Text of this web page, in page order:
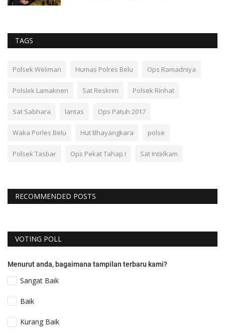
TAGS
Polsek Weliman Humas Polres Belu Ops Ramadniya
Polslek Lamaknen Sat Reskrim Polsek Rinhat
Sat Sabhara lantas Ops Patuh 2017
Waka Porles Belu Hut Bhayangkara polse
Polsek Tasbar Ops Pekat Tahap I Sat Intelkam
RECOMMENDED POSTS
VOTING POLL
Menurut anda, bagaimana tampilan terbaru kami?
Sangat Baik
Baik
Kurang Baik